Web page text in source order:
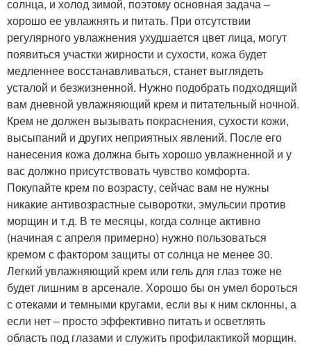
солнца, и холод зимой, поэтому основная задача –
хорошо ее увлажнять и питать. При отсутствии
регулярного увлажнения ухудшается цвет лица, могут
появиться участки жирности и сухости, кожа будет
медленнее восстанавливаться, станет выглядеть
усталой и безжизненной. Нужно подобрать подходящий
вам дневной увлажняющий крем и питательный ночной.
Крем не должен вызывать покраснения, сухости кожи,
высыпаний и других неприятных явлений. После его
нанесения кожа должна быть хорошо увлажненной и у
вас должно присутствовать чувство комфорта.
Покупайте крем по возрасту, сейчас вам не нужны
никакие антивозрастные сыворотки, эмульсии против
морщин и т.д. В те месяцы, когда солнце активно
(начиная с апреля примерно) нужно пользоваться
кремом с фактором защиты от солнца не менее 30.
Легкий увлажняющий крем или гель для глаз тоже не
будет лишним в арсенале. Хорошо бы он умел бороться
с отеками и темными кругами, если вы к ним склонны, а
если нет – просто эффективно питать и осветлять
область под глазами и служить профилактикой морщин.